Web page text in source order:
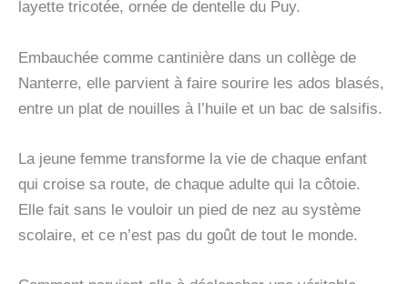
layette tricotée, ornée de dentelle du Puy.
Embauchée comme cantinière dans un collège de
Nanterre, elle parvient à faire sourire les ados blasés,
entre un plat de nouilles à l’huile et un bac de salsifis.
La jeune femme transforme la vie de chaque enfant
qui croise sa route, de chaque adulte qui la côtoie.
Elle fait sans le vouloir un pied de nez au système
scolaire, et ce n’est pas du goût de tout le monde.